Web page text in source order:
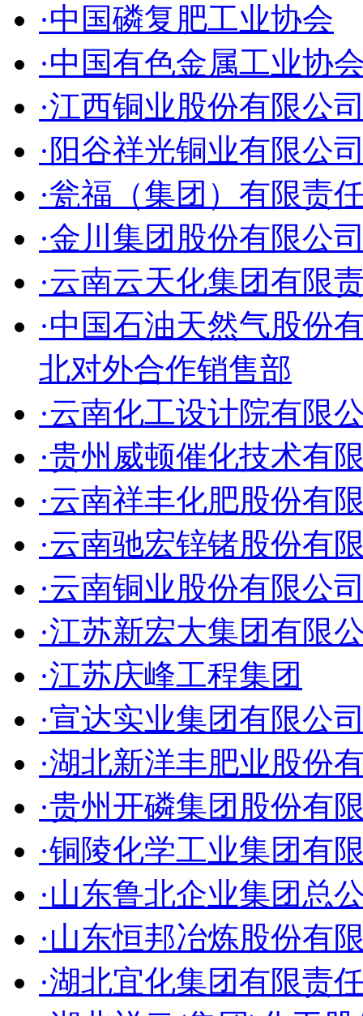
·中国磷复肥工业协会
·中国有色金属工业协
·江西铜业股份有限公
·阳谷祥光铜业有限公
·瓮福（集团）有限责
·金川集团股份有限公
·云南云天化集团有限
·中国石油天然气股份
北对外合作销售部
·云南化工设计院有限
·贵州威顿催化技术有
·云南祥丰化肥股份有
·云南驰宏锌锗股份有
·云南铜业股份有限公
·江苏新宏大集团有限
·江苏庆峰工程集团
·宣达实业集团有限公
·湖北新洋丰肥业股份
·贵州开磷集团股份有
·铜陵化学工业集团有
·山东鲁北企业集团总
·山东恒邦冶炼股份有
·湖北宜化集团有限责